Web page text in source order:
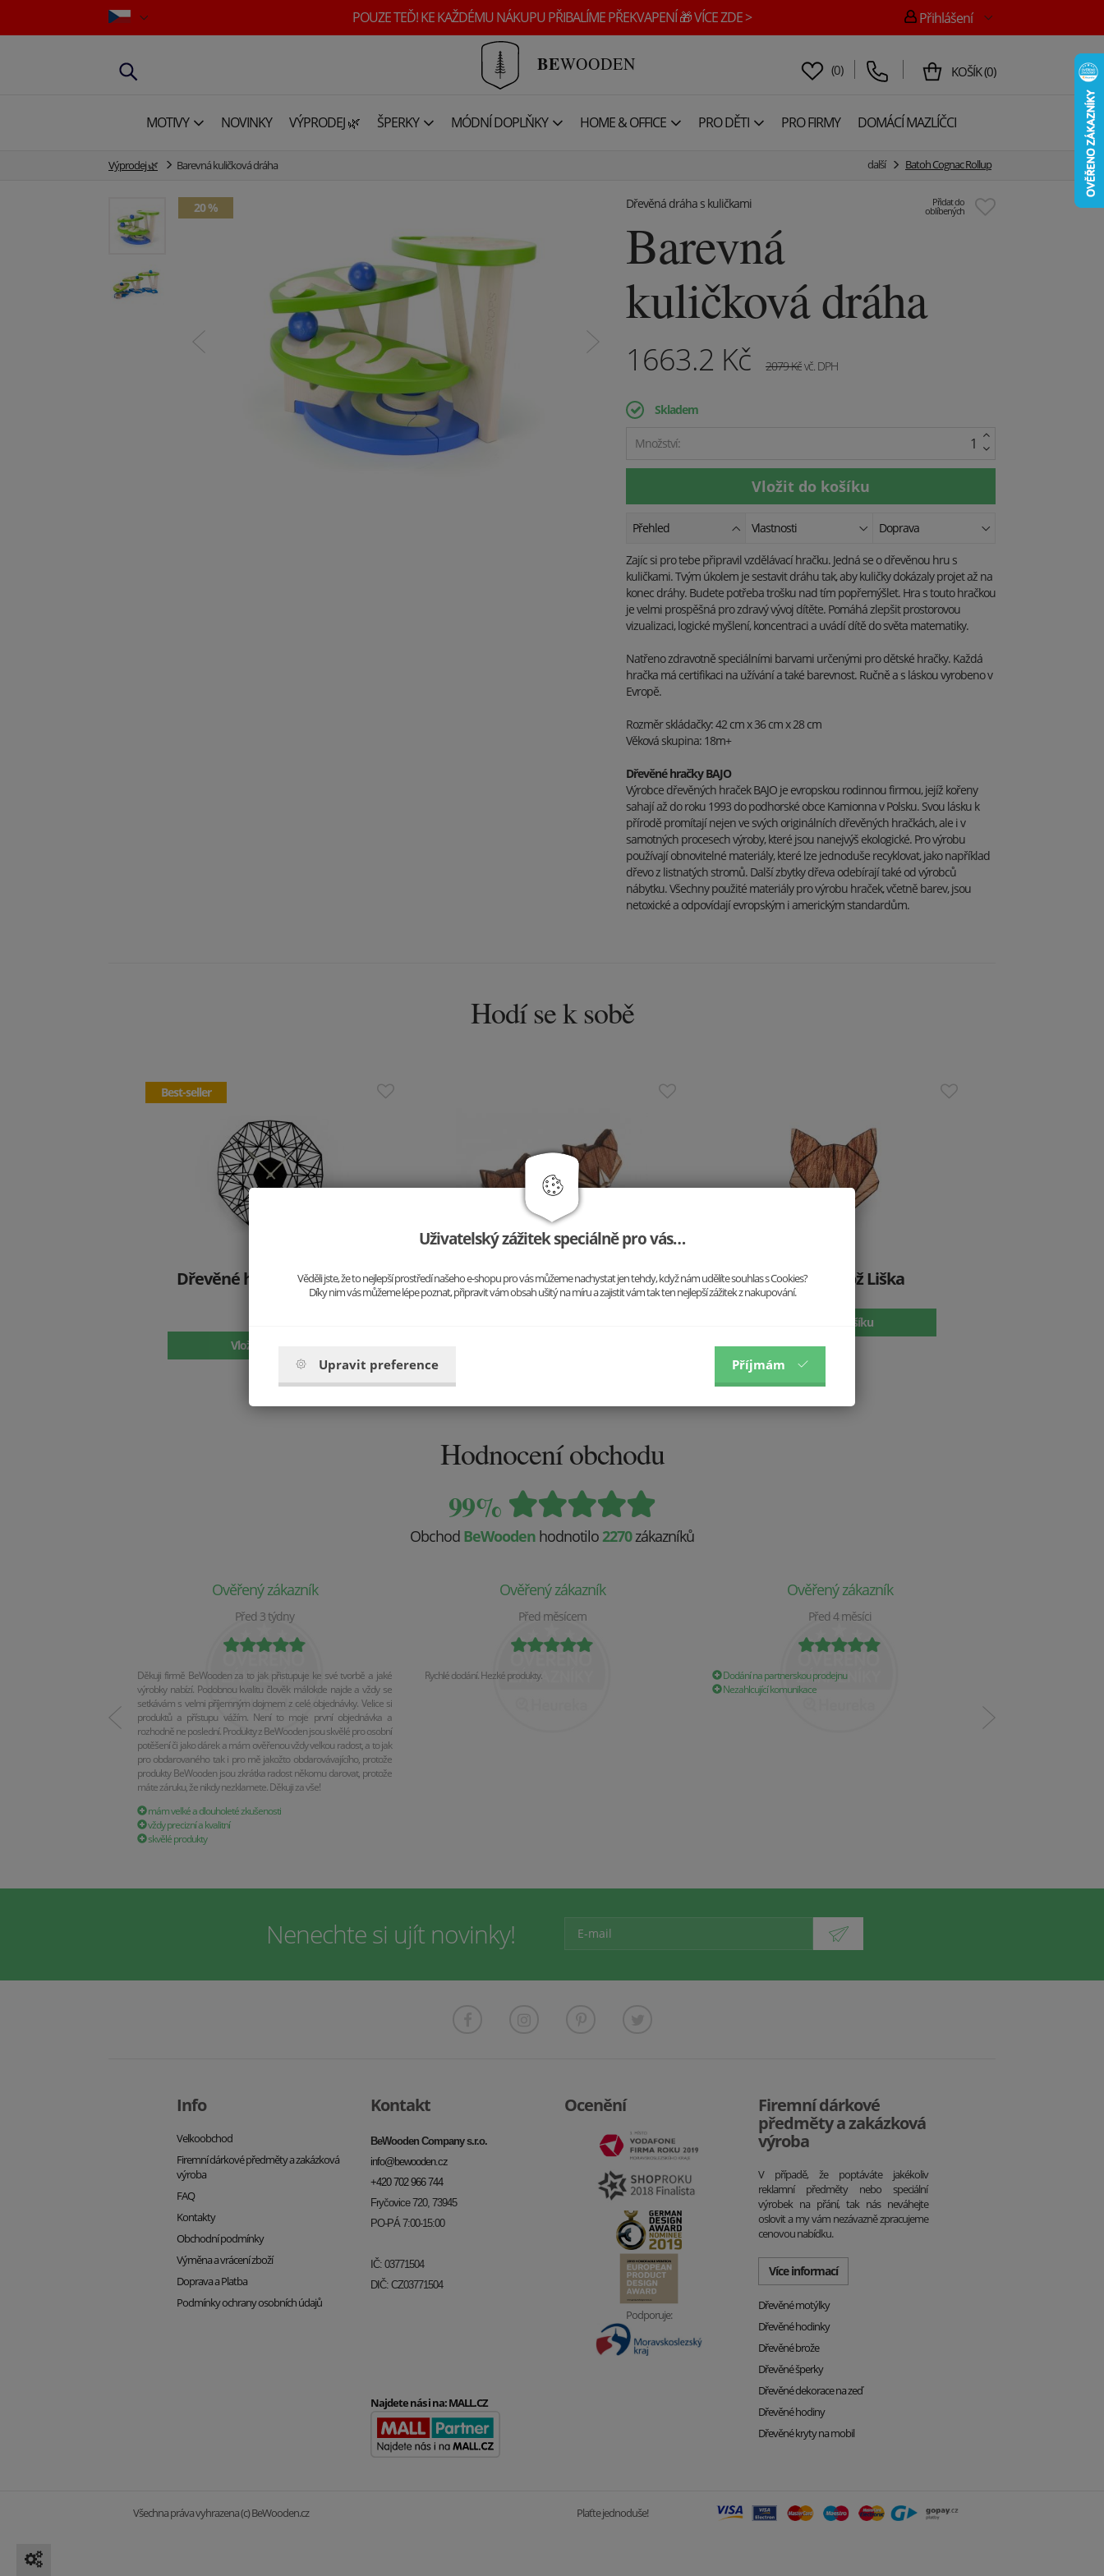
POUZE TEĎ! KE KAŽDÉMU NÁKUPU PŘIBALÍME PŘEKVAPENÍ 🎁 VÍCE ZDE > Přihlášení
BEWOODEN (0) KOŠÍK(0)
MOTIVY NOVINKY VÝPRODEJ 🌿 ŠPERKY MÓDNÍ DOPLŇKY HOME & OFFICE PRO DĚTI PRO FIRMY DOMÁCÍ MAZLÍČCI
Výprodej 🌿 Barevná kuličková dráha další Batoh Cognac Rollup
20 % Přidat do
oblíbených
Dřevěná dráha s kuličkami
Barevná
kuličková dráha
1663.2 Kč 2079Kčvč. DPH
Skladem
Množství:
Přehled Vlastnosti Doprava
Zajíc si pro tebe připravil vzdělávací hračku. Jedná se o dřevěnou hru s
kuličkami. Tvým úkolem je sestavit dráhu tak, aby kuličky dokázaly projet až na
konec dráhy. Budete potřeba trošku nad tím popřemýšlet. Hra s touto hračkou
je velmi prospěšná pro zdravý vývoj dítěte. Pomáhá zlepšit prostorovou
vizualizaci, logické myšlení, koncentraci a uvádí dítě do světa matematiky.
Natřeno zdravotně speciálními barvami určenými pro dětské hračky. Každá
hračka má certifikaci na užívání a také barevnost. Ručně a s láskou vyrobeno v
Evropě.
Rozměr skládačky: 42 cm x 36 cm x 28 cm
Věková skupina: 18m+
Dřevěné hračky BAJO
Výrobce dřevěných hraček BAJO je evropskou rodinnou firmou, jejíž kořeny
sahají až do roku 1993 do podhorské obce Kamionna v Polsku. Svou lásku k
přírodě promítají nejen ve svých originálních dřevěných hračkách, ale i v
samotných procesech výroby, které jsou nanejvýš ekologické. Pro výrobu
používají obnovitelné materiály, které lze jednoduše recyklovat, jako například
dřevo z listnatých stromů. Další zbytky dřeva odebírají také od výrobců
nábytku. Všechny použité materiály pro výrobu hraček, včetně barev, jsou
netoxické a odpovídají evropským i americkým standardům.
Hodí se k sobě
Best-seller
Dřevěné hodiny Arte Nox
Vložit do košíku
Dřevěné náušnice Liška
499 Kč
Dřevěná brož Liška
Vložit do košíku
Hodnocení obchodu
99%
Obchod BeWooden hodnotilo 2270zákazníků
Ověřený zákazník
Před 3 týdny
Děkuji firmě BeWooden za to jak přistupuje ke své tvorbě a jaké
výrobky nabízí. Podobnou kvalitu člověk málokde najde a vždy se
setkávám s velmi příjemným dojmem z celé objednávky. Velice si
produktů a přístupu vážím. Není to moje první objednávka a
rozhodně ne poslední. Produkty z BeWooden jsou skvělé pro osobní
potěšení či jako dárek a mám ověřenou vždy velkou radost, a to jak
pro obdarovaného tak i pro mě jakožto obdarovávajícího, protože
produkty BeWooden jsou zkrátka radost někomu darovat, protože
máte záruku, že nikdy nezklamete. Děkuji za vše!
mám velké a dlouholeté zkušenosti
vždy precizní a kvalitní
skvělé produkty
Ověřený zákazník
Před měsícem
Rychlé dodání. Hezké produkty.
Ověřený zákazník
Před 4 měsíci
Dodání na partnerskou prodejnu
Nezahlcující komunikace
Nenechte si ujít novinky!
Info
Velkoobchod
Firemní dárkové předměty a zakázková
výroba
FAQ
Kontakty
Obchodní podmínky
Výměna a vrácení zboží
Doprava a Platba
Podmínky ochrany osobních údajů
Kontakt
BeWooden Company s.r.o.
info@bewooden.cz
+420 702 966 744
Fryčovice 720, 73945
PO-PÁ 7:00-15:00
IČ: 03771504
DIČ: CZ03771504
Najdete nás i na:MALL.CZ
Ocenění
Podporuje:
Firemní dárkové
předměty a zakázková
výroba
V případě, že poptáváte jakékoliv
reklamní předměty nebo speciální
výrobek na přání, tak nás neváhejte
oslovit a my vám nezávazně zpracujeme
cenovou nabídku.
Více informací
Dřevěné motýlky
Dřevěné hodinky
Dřevěné brože
Dřevěné šperky
Dřevěné dekorace na zeď
Dřevěné hodiny
Dřevěné kryty na mobil
Všechna práva vyhrazena (c) BeWooden.cz Plaťte jednoduše!
Uživatelský zážitek speciálně pro vás…
Věděli jste, že to nejlepší prostředí našeho e-shopu pro vás můžeme nachystat jen tehdy, když nám udělíte souhlas s Cookies?
Díky nim vás můžeme lépe poznat, připravit vám obsah ušitý na míru a zajistit vám tak ten nejlepší zážitek z nakupování.
Upravit preference Příjmám